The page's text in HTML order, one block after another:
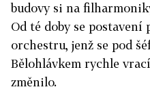
budovy si na
Od té doby se postavení
orchestru, jenž se pod
Bělohlávkem rychle
změnilo.